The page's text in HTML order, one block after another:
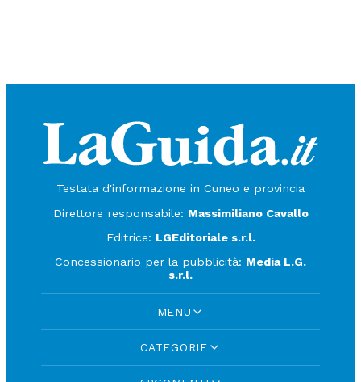
Testata d'informazione in Cuneo e provincia
Direttore responsabile: Massimiliano Cavallo
Editrice: LGEditoriale s.r.l.
Concessionario per la pubblicità: Media L.G.
s.r.l.
MENU
CATEGORIE